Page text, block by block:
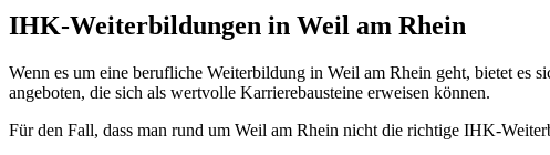
IHK-Weiterbildungen in Weil am Rhein
Wenn es um eine berufliche Weiterbildung in Weil am Rhein geht, bietet es
angeboten, die sich als wertvolle Karrierebausteine erweisen können.
Für den Fall, dass man rund um Weil am Rhein nicht die richtige IHK-